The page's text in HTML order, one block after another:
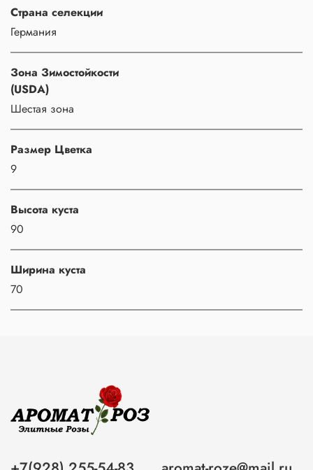
Страна селекции
Германия
Зона Зимостойкости
(USDA)
Шестая зона
Размер Цветка
9
Высота куста
90
Ширина куста
70